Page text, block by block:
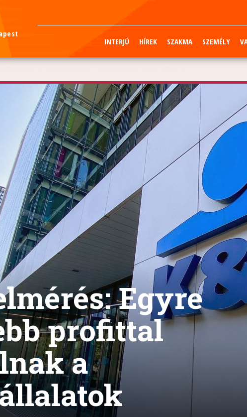
INTERJÚ HÍREK SZAKMA SZEMÉLY
Egyre
profittal
a